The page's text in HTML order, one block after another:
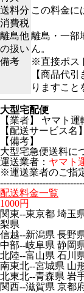
送料分
消費税
この料金に
離島他
の扱い
離島・一部
ん。
備考
※直接ポス
【商品代
りますこと
大型宅配便
【業者】 ヤマト運
【配送サービス名
【備考】
大型宅急便送料に
運送業者： ヤマト
※運送業者のご指
配送料金一覧
1000円
関東--東京都 埼玉
梨県
信越--新潟県 長野
中部--岐阜県 静岡
北陸--富山県 石川
南東北--宮城県 山
北東北--青森県 岩
関西--滋賀県 京都